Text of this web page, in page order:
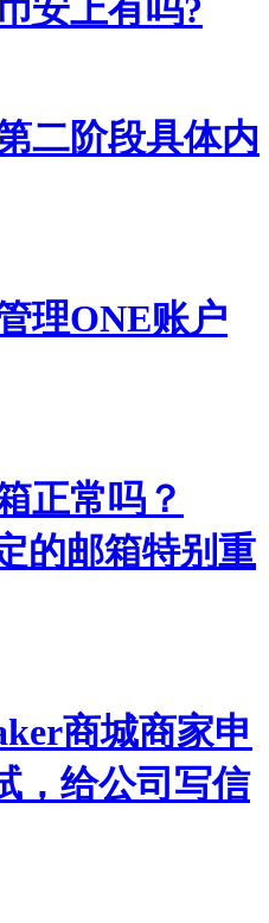
安上有吗?
二阶段具体内
理ONE账户
正常吗？
的邮箱特别重
商城商家申
，给公司写信